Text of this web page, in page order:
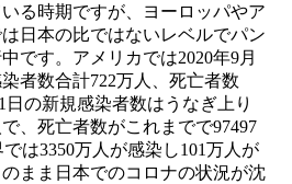
る時期ですが、ヨーロッパやア
日本の比ではないレベルでパン
です。アメリカでは2020年9月
者数合計722万人、死亡者数
日の新規感染者数はうなぎ上り
、死亡者数がこれまでで97497
は3350万人が感染し101万人が
まま日本でのコロナの状況が沈